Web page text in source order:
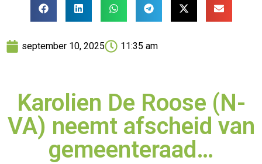
september 10, 2025 11:35 am
Karolien De Roose (N-
VA) neemt afscheid van
gemeenteraad…